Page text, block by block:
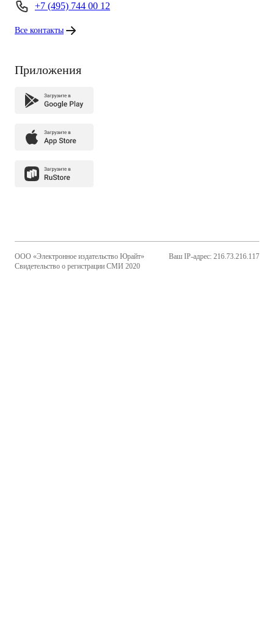
+7 (495) 744 00 12
Все контакты
Приложения
ООО «Электронное издательство Юрайт»
Свидетельство о регистрации СМИ 2020
Ваш IP-адрес: 216.73.216.117